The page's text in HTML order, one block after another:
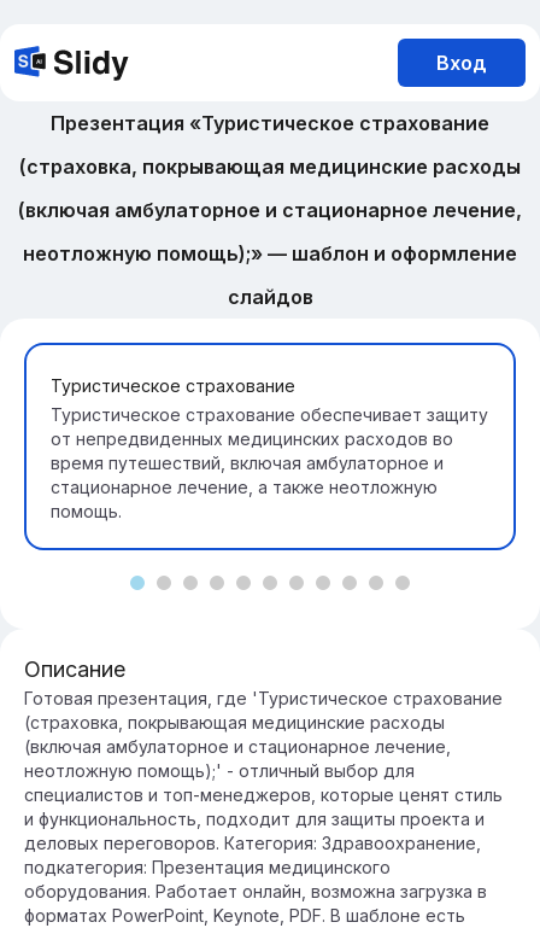
Вход
Презентация «Туристическое страхование
(страховка, покрывающая медицинские расходы
(включая амбулаторное и стационарное лечение,
неотложную помощь);» — шаблон и оформление
слайдов
Туристическое страхование
Туристическое страхование обеспечивает защиту
от непредвиденных медицинских расходов во
время путешествий, включая амбулаторное и
стационарное лечение, а также неотложную
помощь.
Описание
Готовая презентация, где 'Туристическое страхование
(страховка, покрывающая медицинские расходы
(включая амбулаторное и стационарное лечение,
неотложную помощь);' - отличный выбор для
специалистов и топ-менеджеров, которые ценят стиль
и функциональность, подходит для защиты проекта и
деловых переговоров. Категория: Здравоохранение,
подкатегория: Презентация медицинского
оборудования. Работает онлайн, возможна загрузка в
форматах PowerPoint, Keynote, PDF. В шаблоне есть